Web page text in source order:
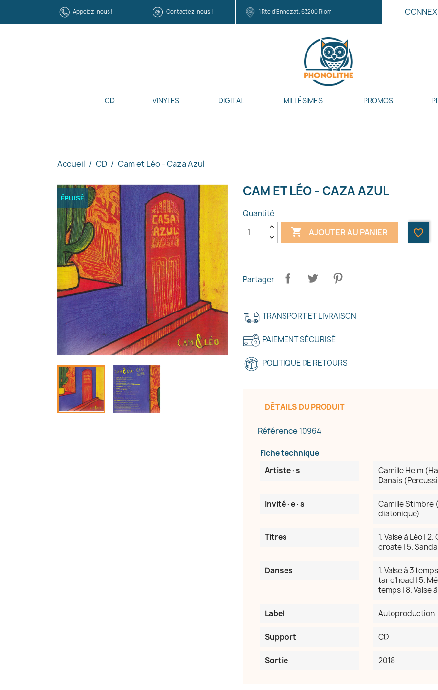
Appelez-nous ! Contactez-nous ! 1 Rte d'Ennezat, 63200 Riom
CD VINYLES DIGITAL MILLÉSIMES PROMOS
Accueil CD Cam et Léo - Caza Azul
ÉPUISÉ CAM ET LÉO - CAZA AZUL
Quantité
 AJOUTER AU PANIER favorite_border
Partager
TRANSPORT ET LIVRAISON
PAIEMENT SÉCURISÉ
POLITIQUE DE RETOURS
DÉTAILS DU PRODUIT
Référence 10964
Fiche technique
Artiste·s
Camille Heim
Danais
Invité·e·s
Camille Stimbre
diatonique)
Titres
1. Valse à Léo |
croate | 5.
Danses
1. Valse à 3
tar c’hoad | 5.
temps | 8. Valse
Label Autoproduction
Support CD
Sortie 2018
Créer une liste d'envies